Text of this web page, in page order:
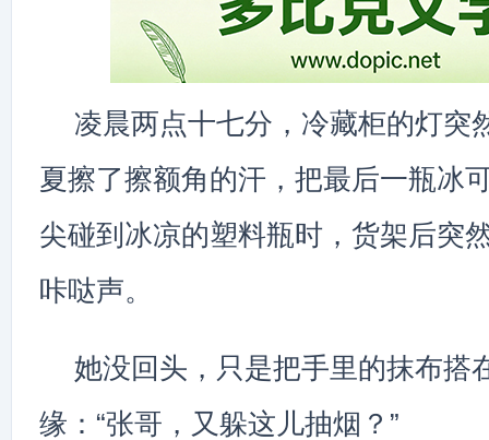
凌晨两点十七分，冷藏柜的灯突
夏擦了擦额角的汗，把最后一瓶冰
尖碰到冰凉的塑料瓶时，货架后突
咔哒声。
她没回头，只是把手里的抹布搭
缘：“张哥，又躲这儿抽烟？”